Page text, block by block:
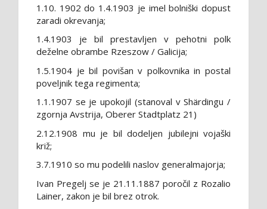
1.10. 1902 do 1.4.1903 je imel bolniški dopust
zaradi okrevanja;
1.4.1903 je bil prestavljen v pehotni polk
deželne obrambe Rzeszow / Galicija;
1.5.1904 je bil povišan v polkovnika in postal
poveljnik tega regimenta;
1.1.1907 se je upokojil (stanoval v Shärdingu /
zgornja Avstrija, Oberer Stadtplatz 21)
2.12.1908 mu je bil dodeljen jubilejni vojaški
križ;
3.7.1910 so mu podelili naslov generalmajorja;
Ivan Pregelj se je 21.11.1887 poročil z Rozalio
Lainer, zakon je bil brez otrok.